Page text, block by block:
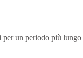
per un periodo più lungo